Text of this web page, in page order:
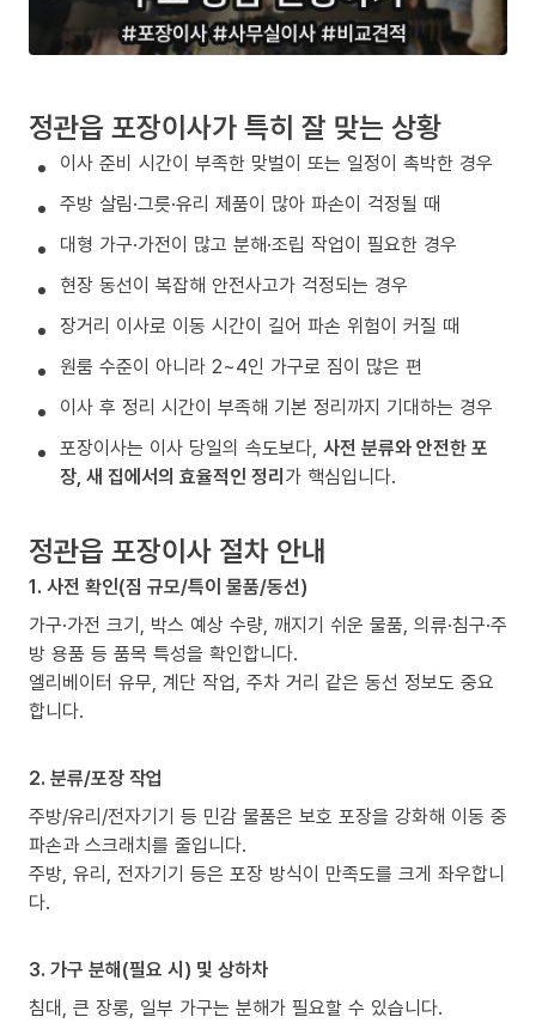
정관읍 포장이사가 특히 잘 맞는 상황
이사 준비 시간이 부족한 맞벌이 또는 일정이 촉박한 경우
주방 살림·그릇·유리 제품이 많아 파손이 걱정될 때
대형 가구·가전이 많고 분해·조립 작업이 필요한 경우
현장 동선이 복잡해 안전사고가 걱정되는 경우
장거리 이사로 이동 시간이 길어 파손 위험이 커질 때
원룸 수준이 아니라 2~4인 가구로 짐이 많은 편
이사 후 정리 시간이 부족해 기본 정리까지 기대하는 경우
포장이사는 이사 당일의 속도보다, 사전 분류와 안전한 포
장, 새 집에서의 효율적인 정리가 핵심입니다.
정관읍 포장이사 절차 안내
1. 사전 확인(짐 규모/특이 물품/동선)
가구·가전 크기, 박스 예상 수량, 깨지기 쉬운 물품, 의류·침구·주
방 용품 등 품목 특성을 확인합니다.
엘리베이터 유무, 계단 작업, 주차 거리 같은 동선 정보도 중요
합니다.
2. 분류/포장 작업
주방/유리/전자기기 등 민감 물품은 보호 포장을 강화해 이동 중
파손과 스크래치를 줄입니다.
주방, 유리, 전자기기 등은 포장 방식이 만족도를 크게 좌우합니
다.
3. 가구 분해(필요 시) 및 상하차
침대, 큰 장롱, 일부 가구는 분해가 필요할 수 있습니다.